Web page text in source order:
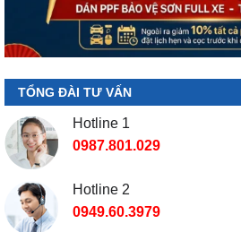
TỔNG ĐÀI TƯ VẤN
Hotline 1
0987.801.029
Hotline 2
0949.60.3979